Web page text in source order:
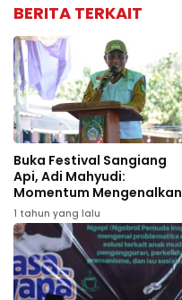
BERITA TERKAIT
Buka Festival Sangiang
Api, Adi Mahyudi:
Momentum Mengenalkan
Wisata dan Budaya
1 tahun yang lalu